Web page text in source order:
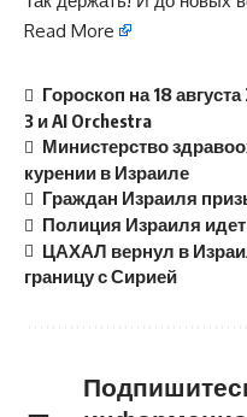
Read More
Гороскоп на 18
3 и AI Orchestra
Министерство
курении в Израиле
Граждан Израиля
Полиция Израиля
ЦАХАЛ вернул в
границу с Сирией